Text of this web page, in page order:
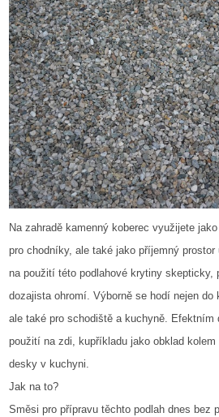
Na zahradě kamenný koberec využijete
pro chodníky, ale také jako příjemný
na použití této podlahové krytiny skepticky,
dozajista ohromí. Výborně se hodí nejen do
ale také pro schodiště a kuchyně. Efektním
použití na zdi, kupříkladu jako obklad
desky v kuchyni.
Jak na to?
Směsi pro přípravu těchto podlah dnes bez